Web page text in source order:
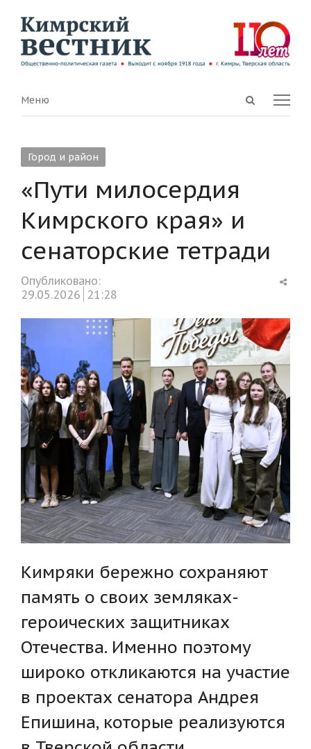
Open
Menu
Меню
Город и район
«Пути милосердия
Кимрского края» и
сенаторские тетради
Опубликовано:
29.05.2026 21:28
Кимряки бережно сохраняют
память о своих земляках-
героических защитниках
Отечества. Именно поэтому
широко откликаются на участие
в проектах сенатора Андрея
Епишина, которые реализуются